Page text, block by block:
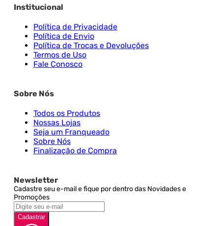
Institucional
Política de Privacidade
Política de Envio
Política de Trocas e Devoluções
Termos de Uso
Fale Conosco
Sobre Nós
Todos os Produtos
Nossas Lojas
Seja um Franqueado
Sobre Nós
Finalização de Compra
Newsletter
Cadastre seu e-mail e fique por dentro das Novidades e
Promoções
Cadastrar